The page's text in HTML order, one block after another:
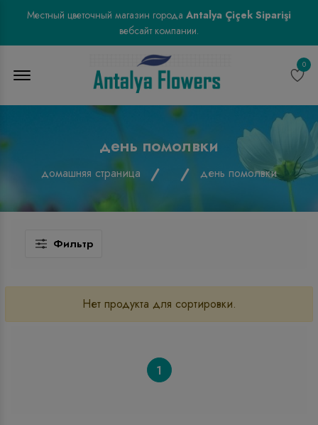
Местный цветочный магазин города Antalya Çiçek Siparişi
вебсайт компании.
0
день помолвки
домашняя страница день помолвки
Фильтр
Нет продукта для сортировки.
1